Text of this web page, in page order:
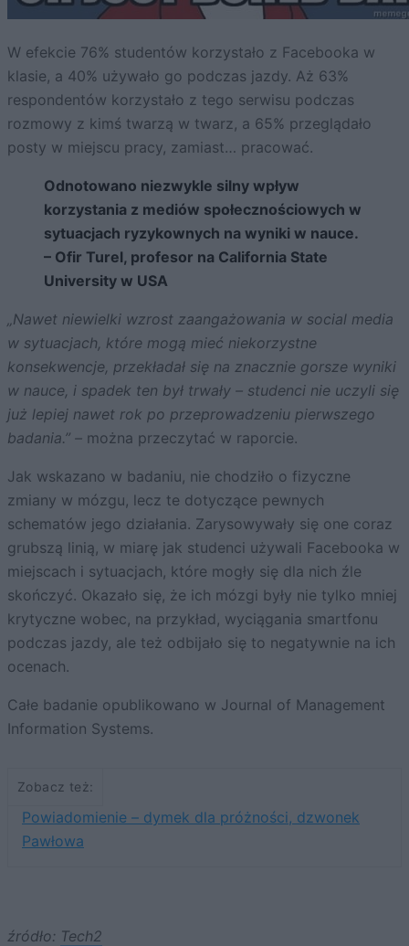
W efekcie 76% studentów korzystało z Facebooka w
klasie, a 40% używało go podczas jazdy. Aż 63%
respondentów korzystało z tego serwisu podczas
rozmowy z kimś twarzą w twarz, a 65% przeglądało
posty w miejscu pracy, zamiast… pracować.
Odnotowano niezwykle silny wpływ
korzystania z mediów społecznościowych w
sytuacjach ryzykownych na wyniki w nauce.
– Ofir Turel, profesor na California State
University w USA
„Nawet niewielki wzrost zaangażowania w social media
w sytuacjach, które mogą mieć niekorzystne
konsekwencje, przekładał się na znacznie gorsze wyniki
w nauce, i spadek ten był trwały – studenci nie uczyli się
już lepiej nawet rok po przeprowadzeniu pierwszego
badania.” – można przeczytać w raporcie.
Jak wskazano w badaniu, nie chodziło o fizyczne
zmiany w mózgu, lecz te dotyczące pewnych
schematów jego działania. Zarysowywały się one coraz
grubszą linią, w miarę jak studenci używali Facebooka w
miejscach i sytuacjach, które mogły się dla nich źle
skończyć. Okazało się, że ich mózgi były nie tylko mniej
krytyczne wobec, na przykład, wyciągania smartfonu
podczas jazdy, ale też odbijało się to negatywnie na ich
ocenach.
Całe badanie opublikowano w Journal of Management
Information Systems.
Zobacz też:
Powiadomienie – dymek dla próżności, dzwonek
Pawłowa
źródło: Tech2